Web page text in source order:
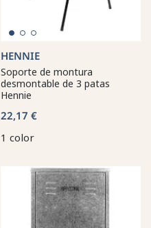
HENNIE
Soporte de montura
desmontable de 3 patas
Hennie
22,17 €
1 color